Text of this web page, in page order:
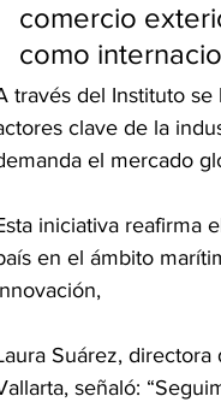
comercio
como
través del Instituto se
clave de la
el mercado
iniciativa reafirma
en el ámbito
Suárez,
señaló: